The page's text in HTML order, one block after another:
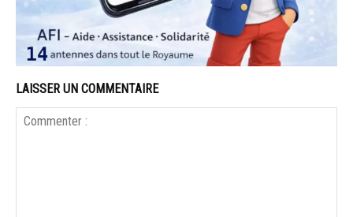
LAISSER UN COMMENTAIRE